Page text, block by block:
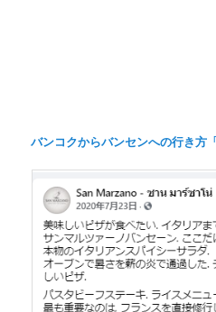
バンコクからバンセンへの行き方